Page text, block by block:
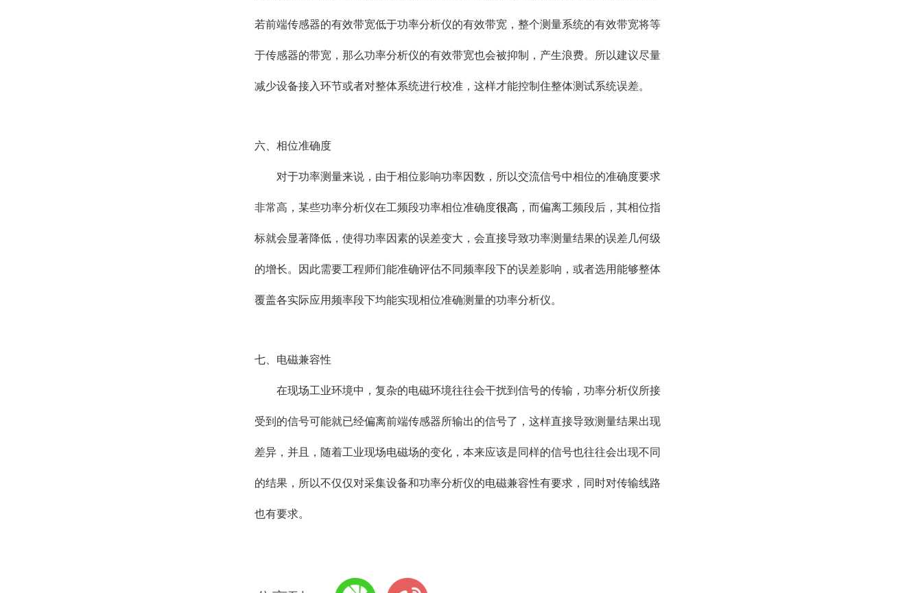
若前端传感器的有效带宽低于功率分析仪的有效带宽，整个测量系统的有效带宽将等
于传感器的带宽，那么功率分析仪的有效带宽也会被抑制，产生浪费。所以建议尽量
减少设备接入环节或者对整体系统进行校准，这样才能控制住整体测试系统误差。
六、相位准确度
对于功率测量来说，由于相位影响功率因数，所以交流信号中相位的准确度要求
非常高，某些功率分析仪在工频段功率相位准确度很高 ，而偏离工频段后，其相位指
标就会显著降低，使得功率因素的误差变大，会直接导致功率测量结果的误差几何级
的增长。因此需要工程师们能准确评估不同频率段下的误差影响，或者选用能够整体
覆盖各实际应用频率段下均能实现相位准确测量的功率分析仪。
七、电磁兼容性
在现场工业环境中，复杂的电磁环境往往会干扰到信号的传输，功率分析仪所接
受到的信号可能就已经偏离前端传感器所输出的信号了，这样直接导致测量结果出现
差异，并且，随着工业现场电磁场的变化，本来应该是同样的信号也往往会出现不同
的结果，所以不仅仅对采集设备和功率分析仪的电磁兼容性有要求，同时对传输线路
也有要求。